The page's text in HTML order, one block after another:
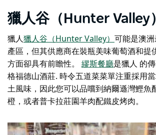
獵人谷（Hunter Valley
獵人獵人谷（Hunter Valley） 可能是澳
產區，但其供應商在裝瓶美味葡萄酒和提
方面卻具有前瞻性。
繆斯餐廳是獵人 的
格福德山酒莊. 時令五道菜菜單注重採用
土風味，因此您可以品嚐到納爾遜灣鰹魚
橙，或者普卡拉莊園羊肉配鐵皮烤肉。